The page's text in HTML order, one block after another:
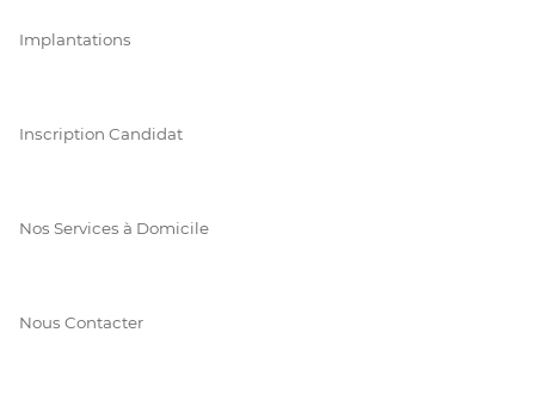
Implantations
Inscription Candidat
Nos Services à Domicile
Nous Contacter